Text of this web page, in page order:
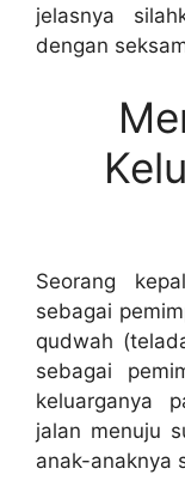
jelasnya
dengan
Seorang
sebagai
qudwah
sebagai
keluarganya
jalan menuju
anak-anaknya